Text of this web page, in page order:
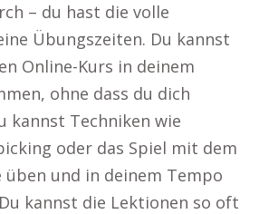
– du hast die volle
Übungszeiten. Du kannst
Online-Kurs in deinem
ohne dass du dich
kannst Techniken wie
oder das Spiel mit dem
üben und in deinem Tempo
kannst die Lektionen so oft